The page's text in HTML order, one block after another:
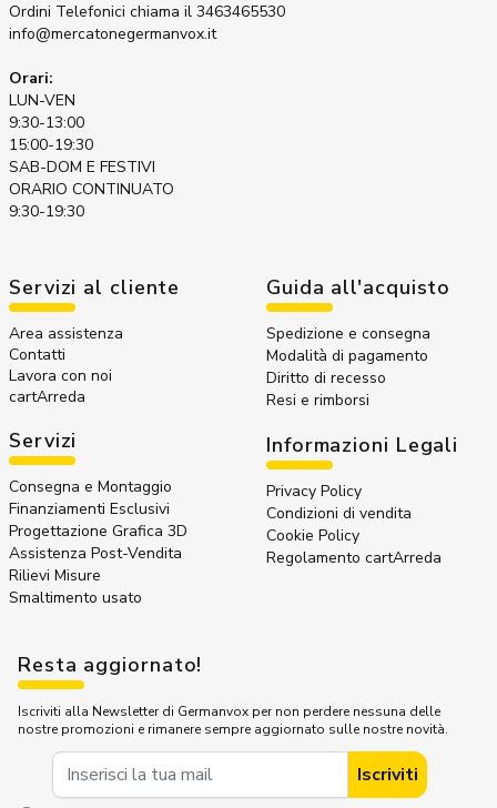
Ordini Telefonici chiama il 3463465530
info@mercatonegermanvox.it
Orari:
LUN-VEN
9:30-13:00
15:00-19:30
SAB-DOM E FESTIVI
ORARIO CONTINUATO
9:30-19:30
Servizi al cliente
Area assistenza
Contatti
Lavora con noi
cartArreda
Servizi
Consegna e Montaggio
Finanziamenti Esclusivi
Progettazione Grafica 3D
Assistenza Post-Vendita
Rilievi Misure
Smaltimento usato
Guida all'acquisto
Spedizione e consegna
Modalità di pagamento
Diritto di recesso
Resi e rimborsi
Informazioni Legali
Privacy Policy
Condizioni di vendita
Cookie Policy
Regolamento cartArreda
Resta aggiornato!
Iscriviti alla Newsletter di Germanvox per non perdere nessuna delle
nostre promozioni e rimanere sempre aggiornato sulle nostre novità.
Iscriviti